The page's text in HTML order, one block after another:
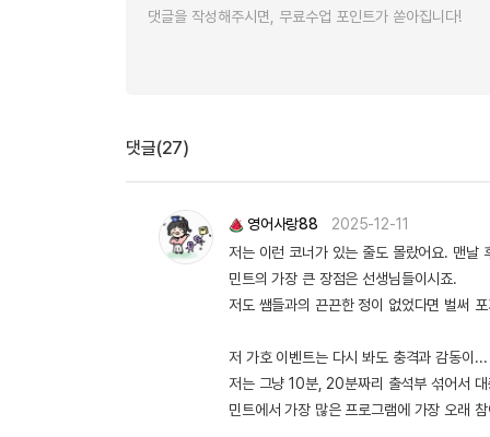
댓글(27)
영어사랑88
2025-12-11
저는 이런 코너가 있는 줄도 몰랐어요. 맨날
민트의 가장 큰 장점은 선생님들이시죠.
저도 쌤들과의 끈끈한 정이 없었다면 벌써
저 가호 이벤트는 다시 봐도 충격과 감동이...
저는 그냥 10분, 20분짜리 출석부 섞어서
민트에서 가장 많은 프로그램에 가장 오래